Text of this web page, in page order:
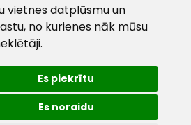
vietnes datplūsmu un
no kurienes nāk mūsu
Es piekrītu
Es noraidu
Darbdienās:
8:00 – 17:00
info@hards.lv